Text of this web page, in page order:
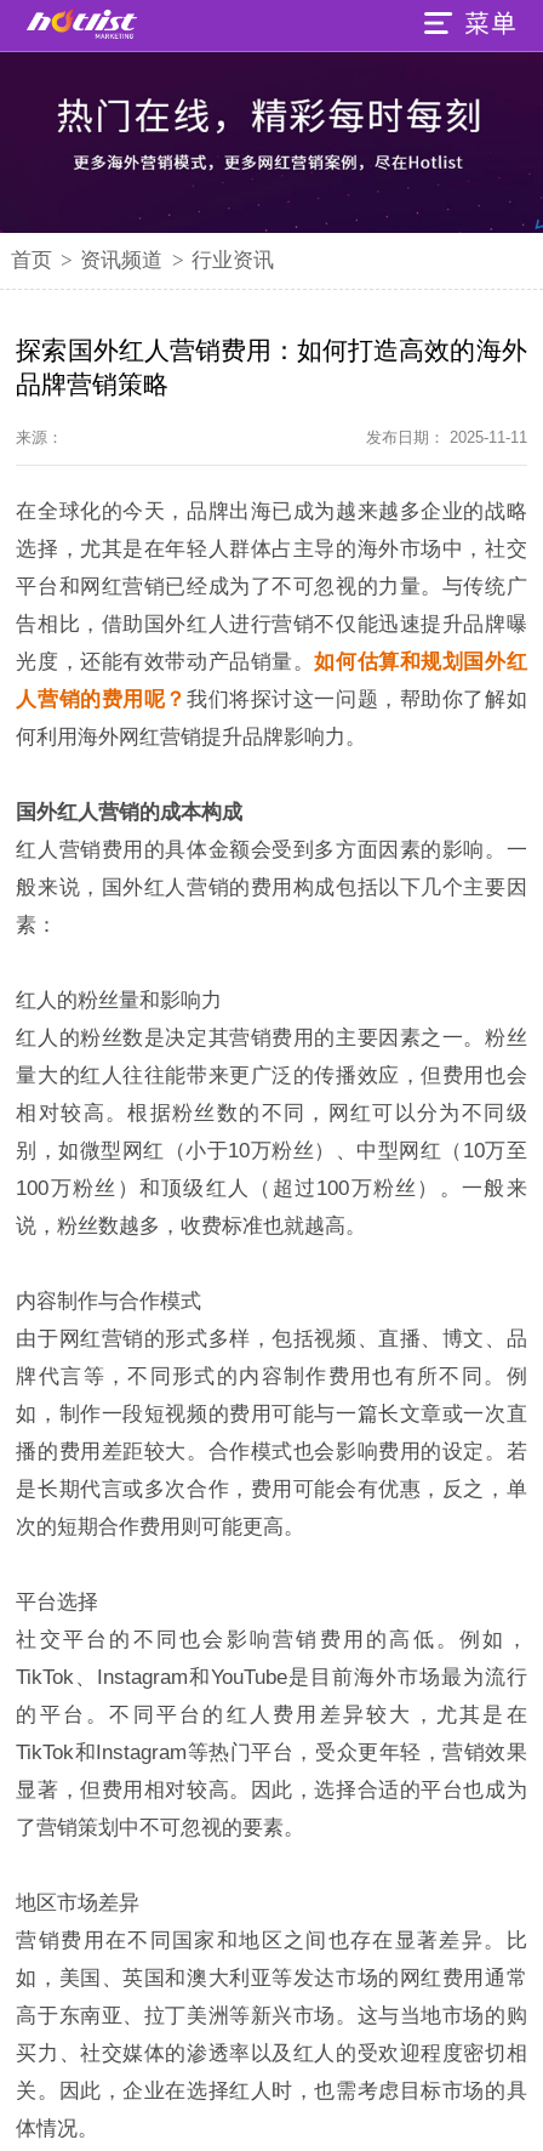
首页 > 资讯频道 > 行业资讯
探索国外红人营销费用：如何打造高效的海外
品牌营销策略
来源： 发布日期： 2025-11-11
在全球化的今天，品牌出海已成为越来越多企业的战略
选择，尤其是在年轻人群体占主导的海外市场中，社交
平台和网红营销已经成为了不可忽视的力量。与传统广
告相比，借助国外红人进行营销不仅能迅速提升品牌曝
光度，还能有效带动产品销量。如何估算和规划国外红
人营销的费用呢？我们将探讨这一问题，帮助你了解如
何利用海外网红营销提升品牌影响力。
国外红人营销的成本构成
红人营销费用的具体金额会受到多方面因素的影响。一
般来说，国外红人营销的费用构成包括以下几个主要因
素：
红人的粉丝量和影响力
红人的粉丝数是决定其营销费用的主要因素之一。粉丝
量大的红人往往能带来更广泛的传播效应，但费用也会
相对较高。根据粉丝数的不同，网红可以分为不同级
别，如微型网红（小于10万粉丝）、中型网红（10万至
100万粉丝）和顶级红人（超过100万粉丝）。一般来
说，粉丝数越多，收费标准也就越高。
内容制作与合作模式
由于网红营销的形式多样，包括视频、直播、博文、品
牌代言等，不同形式的内容制作费用也有所不同。例
如，制作一段短视频的费用可能与一篇长文章或一次直
播的费用差距较大。合作模式也会影响费用的设定。若
是长期代言或多次合作，费用可能会有优惠，反之，单
次的短期合作费用则可能更高。
平台选择
社交平台的不同也会影响营销费用的高低。例如，
TikTok、Instagram和YouTube是目前海外市场最为流行
的平台。不同平台的红人费用差异较大，尤其是在
TikTok和Instagram等热门平台，受众更年轻，营销效果
显著，但费用相对较高。因此，选择合适的平台也成为
了营销策划中不可忽视的要素。
地区市场差异
营销费用在不同国家和地区之间也存在显著差异。比
如，美国、英国和澳大利亚等发达市场的网红费用通常
高于东南亚、拉丁美洲等新兴市场。这与当地市场的购
买力、社交媒体的渗透率以及红人的受欢迎程度密切相
关。因此，企业在选择红人时，也需考虑目标市场的具
体情况。